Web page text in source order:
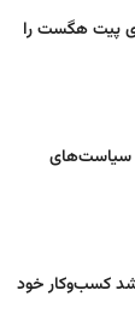
پیت هگست را
سیاست‌های
کسب‌وکار خود